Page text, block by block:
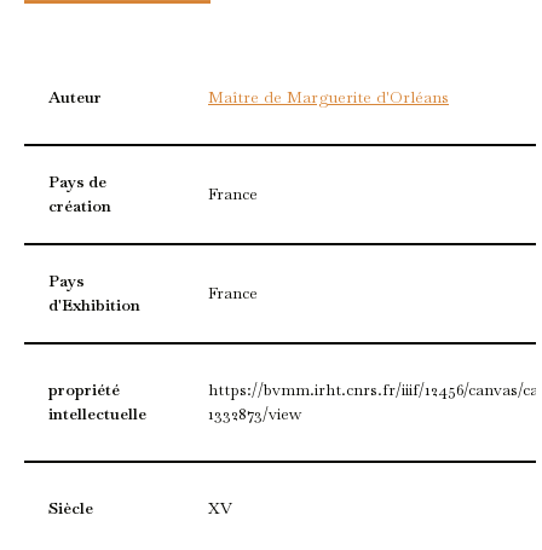
Auteur Maître de Marguerite d'Orléans
Pays de
création
France
Pays
d'Exhibition
France
propriété
intellectuelle
https://bvmm.irht.cnrs.fr/iiif/12456/canvas/
1332873/view
Siècle XV